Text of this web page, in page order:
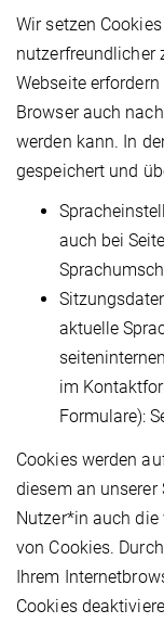
Wir setzen
nutzerfreundlicher
Webseite
Browser auch
werden kann. In
gespeichert und
auch bei
aktuelle
im
Formulare):
Cookies werden
diesem an unserer
Nutzer*in auch die
von Cookies.
Ihrem
Cookies